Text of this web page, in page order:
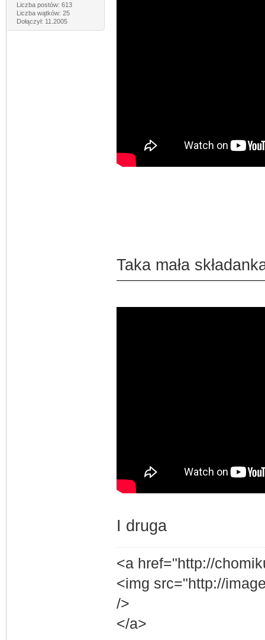
Liczba postów: 613
Liczba wątków: 25
Dołączył: 11.2005
Taka mała
I druga
<a href="http://
<img src="http://
/>
</a>